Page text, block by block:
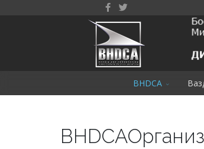
BHDCA
BHDCA